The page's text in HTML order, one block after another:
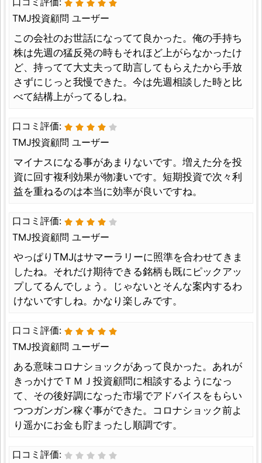
TMJ投資顧問 ユーザー
この会社のお世話になってて良かった。俺の手持ち
株は先週の猛反発の時もそれほど上がらなかったけ
ど、持ってて大丈夫って助言してもらえたから手放
さずにじっと我慢できた。今は先週相談した時と比
べて結構上がってるしね。
口コミ評価:
TMJ投資顧問 ユーザー
マイナスになる事があまりないです。増えた分を投
資に回す複利効果が物凄いです。短期投資で次々利
益を重ねるのは本当に効率が良いですね。
口コミ評価:
TMJ投資顧問 ユーザー
やっぱりTMJはサマーラリーに照準を合わせてきま
したね。それだけ期待できる銘柄も既にピックアッ
プしてるんでしょう。じゃないとそんな案内するわ
けないですしね。かなり楽しみです。
口コミ評価:
TMJ投資顧問 ユーザー
ある意味コロナショックがあって良かった。あれが
きっかけでＴＭＪ投資顧問に相談するようになっ
て、その後好調になった市場でアドバイスをもらい
つつガンガン稼ぐ事ができた。コロナショック前よ
り遥かにお金も貯まったし順調です。
口コミ評価: